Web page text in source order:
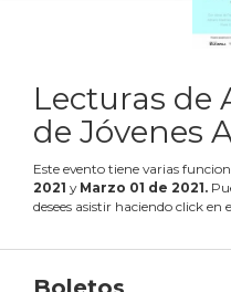
Lecturas de
de Jóvenes
Este evento tiene varias
2021 y Marzo 01 de 2021.
desees asistir haciendo click en